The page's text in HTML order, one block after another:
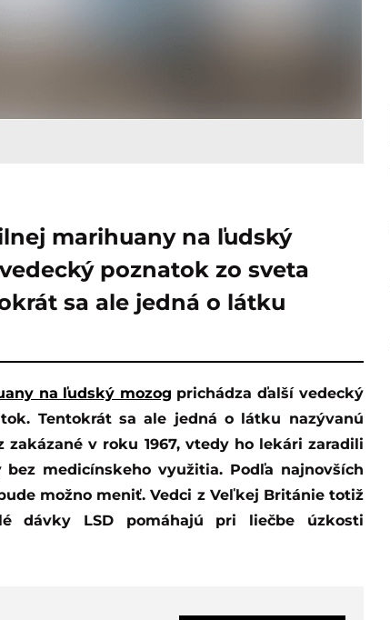
marihuany na ľudský
poznatok zo sveta
sa ale jedná o látku
na ľudský mozog prichádza ďalší vedecký
Tentokrát sa ale jedná o látku nazývanú
zakázané v roku 1967, vtedy ho lekári zaradili
medicínskeho využitia. Podľa najnovších
možno meniť. Vedci z Veľkej Británie totiž
dávky LSD pomáhajú pri liečbe úzkosti